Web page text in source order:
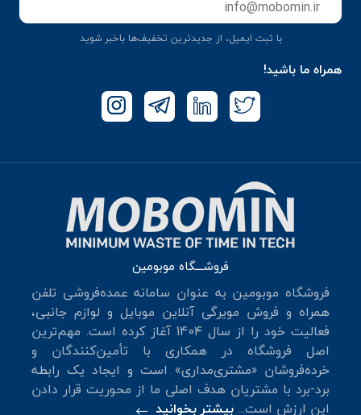
با ثبت ایمیل، از جدید‌ترین تخفیف‌ها با‌خبر شوید
همراه ما باشید!
فروشـــگاه موبومین
فروشگاه موبومین به عنوان سامانه عمده‌فروشی تلفن
همراه و فروش مویرگی آنلاین موبایل و لوازم جانبی،
فعالیت خود را از سال 140۴ آغاز کرده است. مهم‌ترین
اصل فروشگاه در همکاری با تأمین‌کنندگان و
خرده‌فروشان «مشتری‌مداری» است و ایجاد یک رابطه
برد-برد با مشتریان هدف اصلی ما از محوریت قرار دادن
این ارزش است...بیشتر بخوانید